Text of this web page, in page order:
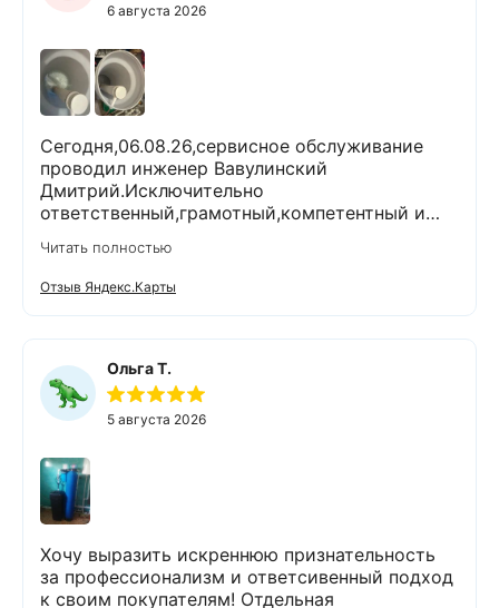
6 августа 2026
Сегодня,06.08.26,сервисное обслуживание
проводил инженер Вавулинский
Дмитрий.Исключительно
ответственный,грамотный,компетентный и
выполнены очень тщательно и качественно.На
все вопросы ответил
профессионально.Проанализировал и
устранил возникшие проблемы.При
выполнении работ поддерживал чистоту и
порядок.Помимо отличного выполненной
задачи,оставил хорошее настроение.Спасибо
Экодару,что в вашей организации работают
такие специалисты.
Читать полностью
Отзыв Яндекс.Карты
Ольга Т.
5 августа 2026
Хочу выразить искреннюю признательность
за профессионализм и ответсивенный подход
к своим покупателям! Отдельная